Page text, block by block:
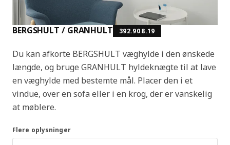
BERGSHULT / GRANHULT 392.908.19
Du kan afkorte BERGSHULT væghylde i den ønskede
længde, og bruge GRANHULT hyldeknægte til at lave
en væghylde med bestemte mål. Placer den i et
vindue, over en sofa eller i en krog, der er vanskelig
at møblere.
Flere oplysninger